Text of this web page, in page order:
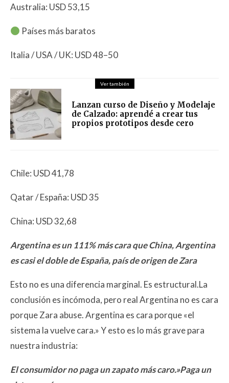
Australia: USD 53,15
Países más baratos
Italia / USA / UK: USD 48–50
Ver también
Lanzan curso de Diseño y Modelaje
de Calzado: aprendé a crear tus
propios prototipos desde cero
Chile: USD 41,78
Qatar / España: USD 35
China: USD 32,68
Argentina es un 111% más cara que China, Argentina
es casi el doble de España, país de origen de Zara
Esto no es una diferencia marginal. Es estructural.La
conclusión es incómoda, pero real Argentina no es cara
porque Zara abuse. Argentina es cara porque «el
sistema la vuelve cara.» Y esto es lo más grave para
nuestra industria:
El consumidor no paga un zapato más caro.»Paga un